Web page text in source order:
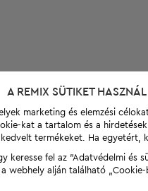
A REMIX SÜTIKET HASZNÁL
marketing és elemzési
kat a tartalom és a
termékeket. Ha
fel az "Adatvédelmi és
webhely alján található „Cookie-